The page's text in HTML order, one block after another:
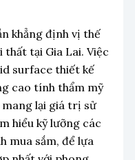
khẳng định vị thế
tại Gia Lai. Việc
surface thiết kế
cao tính thẩm mỹ
lại giá trị sử
hiểu kỹ lưỡng các
mua sắm, để lựa